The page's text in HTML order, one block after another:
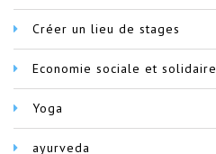
Créer un lieu de stages
Economie sociale et solidaire
Yoga
ayurveda